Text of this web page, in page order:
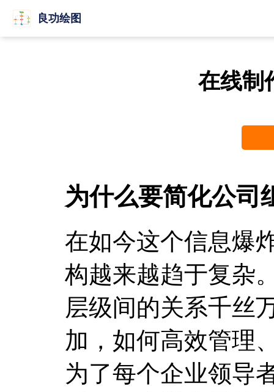
良功绘图
在线制
为什么要简化公司
在如今这个信息爆
构越来越趋于复杂
层级间的关系千丝
加，如何高效管理
为了每个企业领导